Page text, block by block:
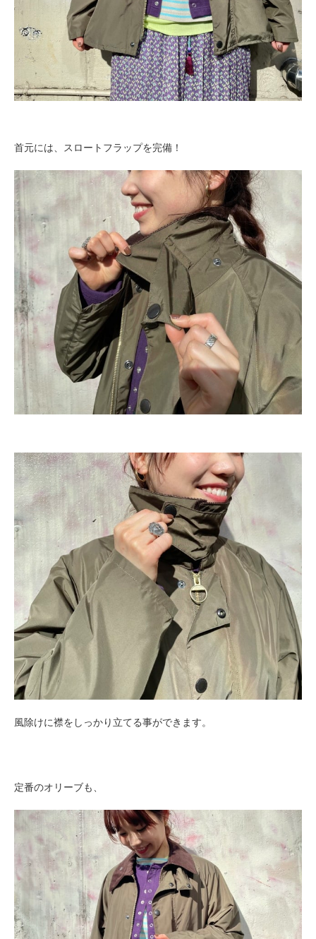
首元には、スロートフラップを完備！
風除けに襟をしっかり立てる事ができます。
定番のオリーブも、